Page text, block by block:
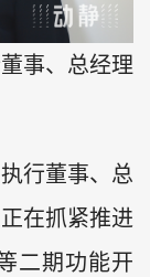
事、总经理
行董事、总
在抓紧推进
二期功能开